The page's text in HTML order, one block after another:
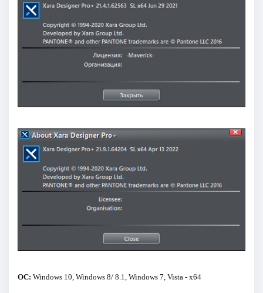
ОС: Windows 10, Windows 8/ 8.1, Windows 7, Vista - x64